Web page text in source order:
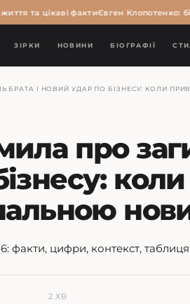
та цікаві фактиЄвген Клопотенко:
ЗІРКИ НОВИНИ БІОГРАФІЇ
БРАТА І НОВИЙ УДАР ПО БІЗНЕСУ: КОЛИ
про
факти, цифри, контекст,
2 ХВ